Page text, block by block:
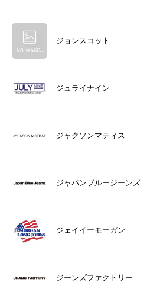
ジョンスコット
ジュライナイン
ジャクソンマティス
ジャパンブルージーンズ
ジェイイーモーガン
ジーンズファクトリー